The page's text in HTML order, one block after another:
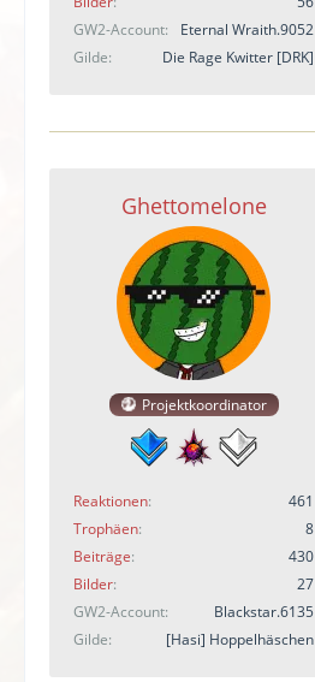
GW2-Account
Eternal Wraith.9052
Gilde
Die Rage Kwitter [DRK]
Ghettomelone
Projektkoordinator
Reaktionen
461
Trophäen
8
Beiträge
430
Bilder
27
GW2-Account
Blackstar.6135
Gilde
[Hasi] Hoppelhäschen